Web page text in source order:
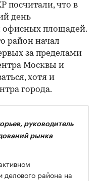
посчитали, что в
день
офисных площадей.
район начал
за пределами
Москвы и
хотя и
города.
руководитель
рынка
района на